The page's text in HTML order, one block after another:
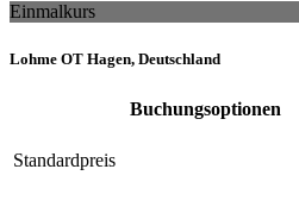
Einmalkurs
Lohme OT Hagen, Deutschland
Buchungsoptionen
Standardpreis